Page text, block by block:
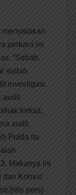
menyatakan
perkara ini
“Sebab,
sudah
investigasi.
audit
terkait,
audit.
Polda itu
Makanya ini
dan Komisi
pers)